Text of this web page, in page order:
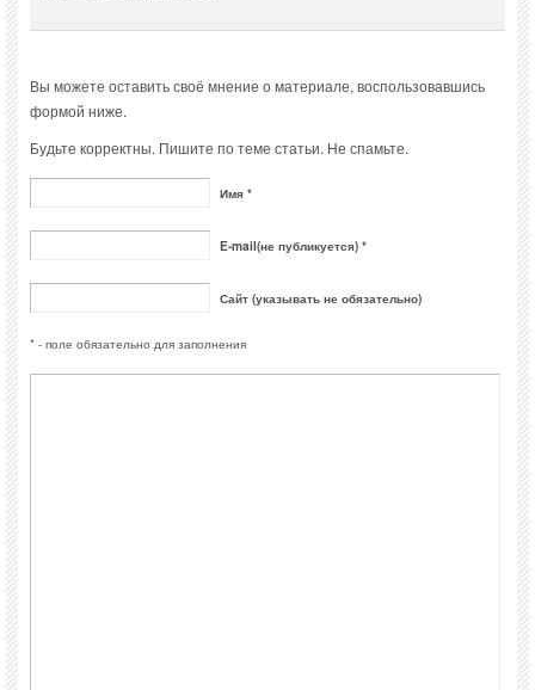
Вы можете оставить своё мнение о материале, воспользовавшись
формой ниже.
Будьте корректны. Пишите по теме статьи. Не спамьте.
Имя *
E-mail(не публикуется) *
Сайт (указывать не обязательно)
* - поле обязательно для заполнения